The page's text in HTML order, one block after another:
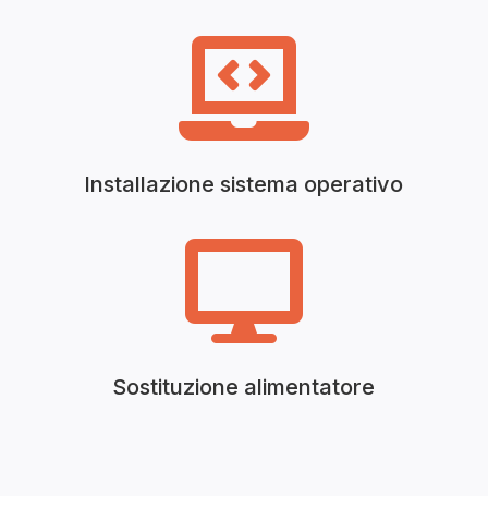

Installazione sistema operativo

Sostituzione alimentatore